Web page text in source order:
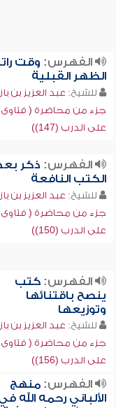
الفهرس: وقت
الظهر القبلية
للشيخ: عبد العزيز بن باز
جزء من محاضرة ( فتاوى
على الدرب (147))
الفهرس: ذكر
الكتب النافعة
للشيخ: عبد العزيز بن باز
جزء من محاضرة ( فتاوى
على الدرب (150))
الفهرس:كتب
ينصح باقتنائها
وتوزيعها
للشيخ: عبد العزيز بن باز
جزء من محاضرة ( فتاوى
على الدرب (156))
الفهرس:منهج
الألباني رحمه الله